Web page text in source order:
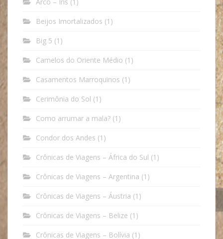
Arco – Íris (1)
Beijos Imortalizados (1)
Big 5 (1)
Camelos do Oriente Médio (1)
Casamentos Marroquinos (1)
Cerimônia do Sol (1)
Como arrumar a mala? (1)
Condor dos Andes (1)
Crônicas de Viagens – África do Sul (1)
Crônicas de Viagens – Argentina (1)
Crônicas de Viagens – Áustria (1)
Crônicas de Viagens – Belize (1)
Crônicas de Viagens – Bolívia (1)